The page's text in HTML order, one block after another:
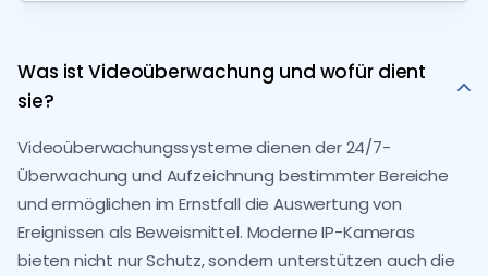
Was ist Videoüberwachung und wofür dient
sie?
Videoüberwachungssysteme dienen der 24/7-
Überwachung und Aufzeichnung bestimmter Bereiche
und ermöglichen im Ernstfall die Auswertung von
Ereignissen als Beweismittel. Moderne IP-Kameras
bieten nicht nur Schutz, sondern unterstützen auch die